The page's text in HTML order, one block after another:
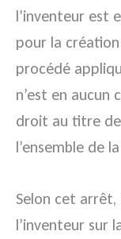
l’inventeur est
pour la
procédé
n’est en aucun
droit au titre
l’ensemble de
Selon cet
l’inventeur sur